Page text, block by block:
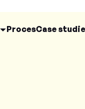
ProcesCase